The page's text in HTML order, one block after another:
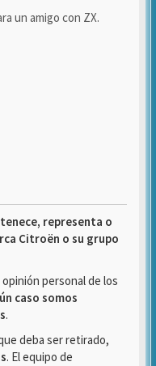
un amigo con ZX.
representa o
Citroën o su grupo
personal de los
caso somos
.
deba ser retirado,
. El equipo de